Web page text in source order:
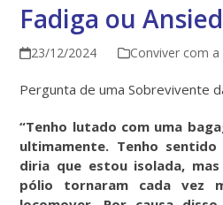
Fadiga ou
23/12/2024 Conviver com
Pergunta de uma Sobrevivente
“Tenho lutado com uma
ultimamente. Tenho
diria que estou isolada,
pólio tornaram cada vez